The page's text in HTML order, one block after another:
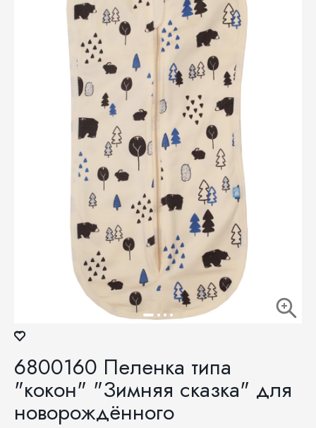
6800160 Пеленка типа
"кокон" "Зимняя сказка" для
новорождённого